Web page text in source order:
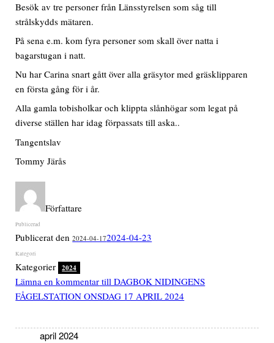
Besök av tre personer från Länsstyrelsen som såg till
strålskydds mätaren.
På sena e.m. kom fyra personer som skall över natta i
bagarstugan i natt.
Nu har Carina snart gått över alla gräsytor med gräsklipparen
en första gång för i år.
Alla gamla tobisholkar och klippta slånhögar som legat på
diverse ställen har idag förpassats till aska..
Tangentslav
Tommy Järås
Författare
Publicerat den2024-04-172024-04-23
Kategorier 2024
Lämna en kommentar till DAGBOK NIDINGENS
FÅGELSTATION ONSDAG 17 APRIL 2024
april 2024